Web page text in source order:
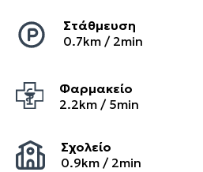
Στάθμευση
0.7km / 2min
Φαρμακείο
2.2km / 5min
Σχολείο
0.9km / 2min